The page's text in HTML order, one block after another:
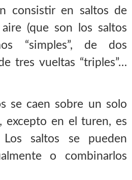
consistir en saltos de
(que son los saltos
“simples”, de dos
tres vueltas “triples”…
se caen sobre un solo
excepto en el turen, es
saltos se pueden
o combinarlos